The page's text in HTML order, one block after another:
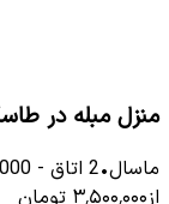
منزل مبله در
ماسال•
2 اتاق -